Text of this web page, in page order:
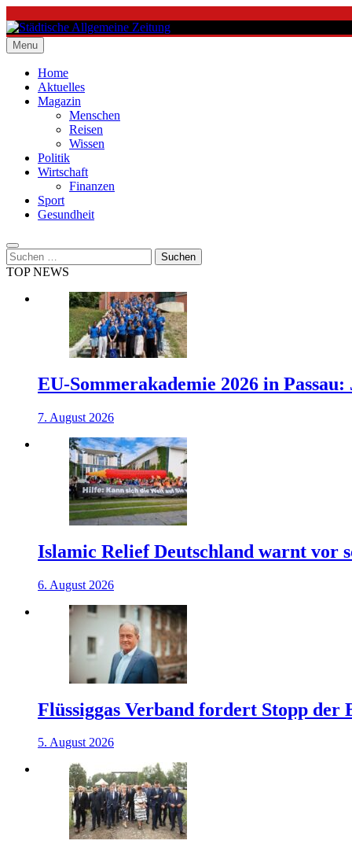
to
content
Städtische Allgemeine Zeitung
Menu
Home
Aktuelles
Magazin
Menschen
Reisen
Wissen
Politik
Wirtschaft
Finanzen
Sport
Gesundheit
Suchen
nach:
TOP NEWS
EU-Sommerakademie 2026 in
7. August 2026
Islamic Relief Deutschland warnt vor
6. August 2026
Flüssiggas Verband fordert Stopp
5. August 2026